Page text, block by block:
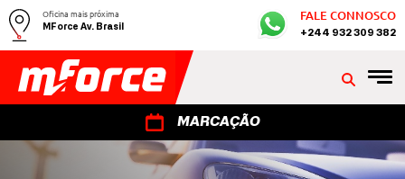
Oficina mais próxima
MForce Av. Brasil
FALE CONNOSCO
+244 932 309 382
MARCAÇÃO